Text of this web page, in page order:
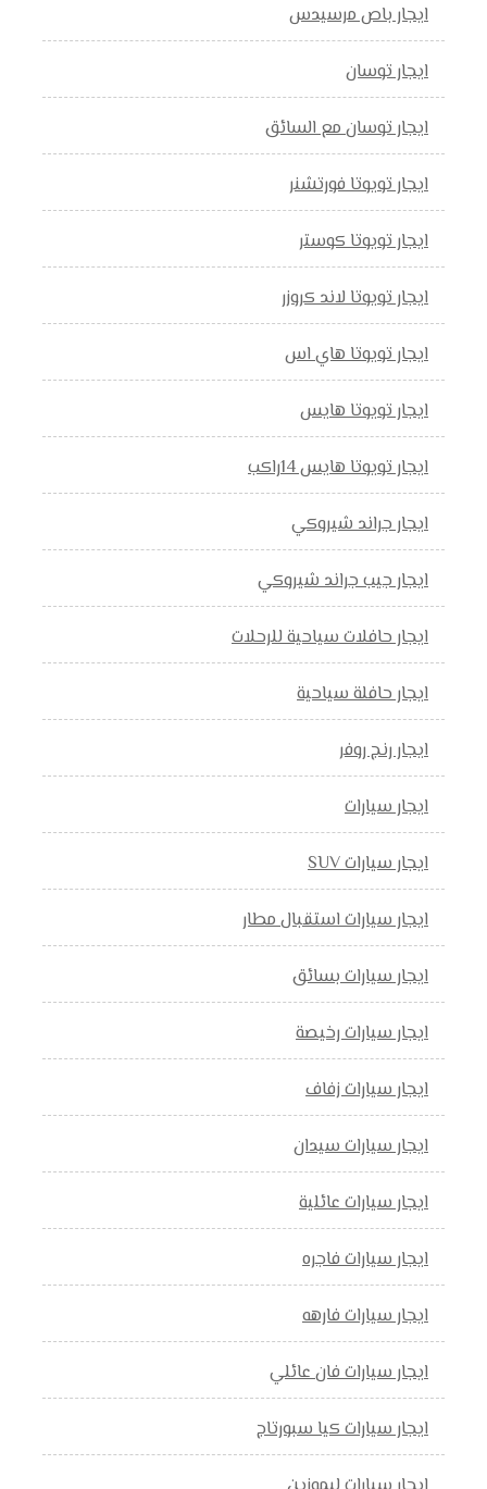
ايجار باص مرسيدس
ايجار توسان
ايجار توسان مع السائق
ايجار تويوتا فورتشنر
ايجار تويوتا كوستر
ايجار تويوتا لاند كروزر
ايجار تويوتا هاي اس
ايجار تويوتا هايس
ايجار تويوتا هايس 14راكب
ايجار جراند شيروكي
ايجار جيب جراند شيروكي
ايجار حافلات سياحية للرحلات
ايجار حافلة سياحية
ايجار رنج روفر
ايجار سيارات
ايجار سيارات SUV
ايجار سيارات استقبال مطار
ايجار سيارات بسائق
ايجار سيارات رخيصة
ايجار سيارات زفاف
ايجار سيارات سيدان
ايجار سيارات عائلية
ايجار سيارات فاجره
ايجار سيارات فارهه
ايجار سيارات فان عائلي
ايجار سيارات كيا سبورتاج